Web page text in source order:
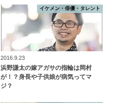
イケメン・俳優・タレント
2016.9.23
浜野謙太の嫁アガサの指輪は岡村
が！？身長や子供娘が病気ってマ
ジ？